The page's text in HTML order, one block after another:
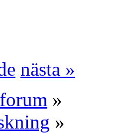
nästa »
»
»